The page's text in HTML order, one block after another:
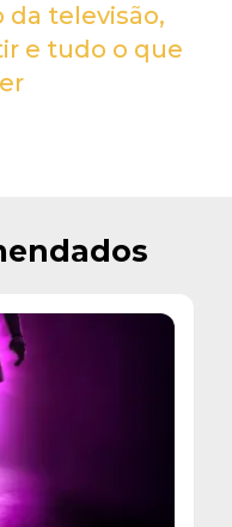
da televisão,
e tudo o que